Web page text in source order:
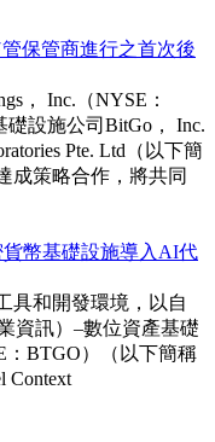
管保管商進行之首次後
， Inc.（NYSE：
設施公司BitGo， Inc.
Pte. Ltd（以下簡
成策略合作，將共同
幣基礎設施導入AI代
具和開發環境，以自
資訊）–數位資產基礎
：BTGO）（以下簡稱
Context